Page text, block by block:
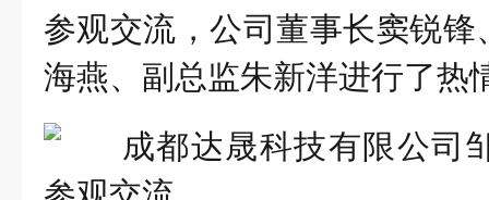
参观交流，公司董事长窦锐
海燕、副总监朱新洋进行了热